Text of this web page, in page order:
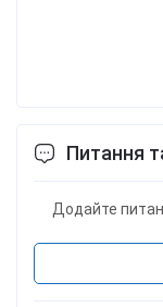
Питання
Додайте